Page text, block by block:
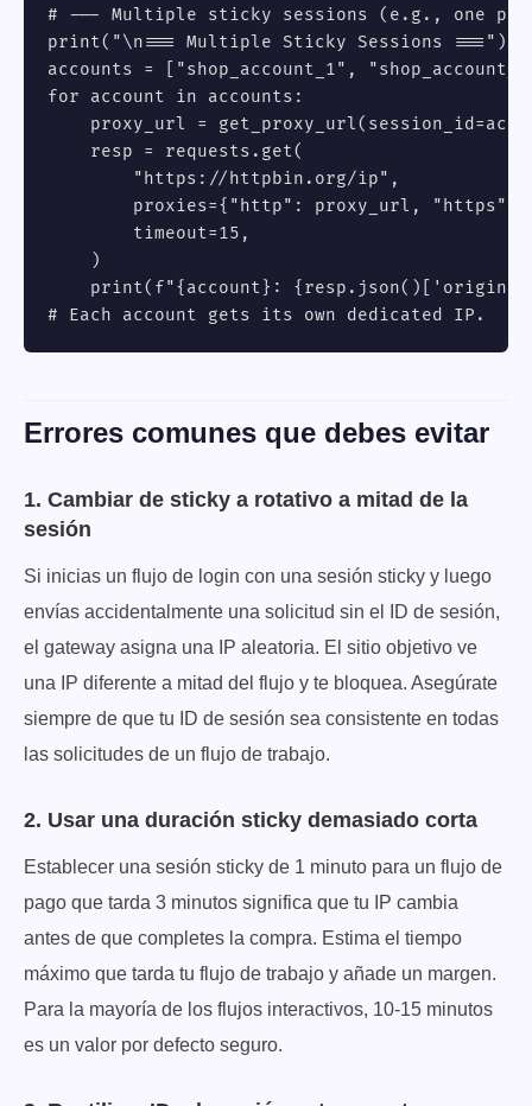
# --- Multiple sticky sessions (e.g., one
print("\n=== Multiple Sticky Sessions ===")
accounts = ["shop_account_1",
for account in accounts:
proxy_url =
    resp = requests.get(
        "https://httpbin.org/ip",
proxies={"http": proxy_url, "https":
        timeout=15,
    )
print(f"{account}:
# Each account gets its own dedicated IP.
Errores comunes que debes evitar
1. Cambiar de sticky a rotativo a mitad de la
sesión
Si inicias un flujo de login con una sesión sticky y luego
envías accidentalmente una solicitud sin el ID de sesión,
el gateway asigna una IP aleatoria. El sitio objetivo ve
una IP diferente a mitad del flujo y te bloquea. Asegúrate
siempre de que tu ID de sesión sea consistente en todas
las solicitudes de un flujo de trabajo.
2. Usar una duración sticky demasiado corta
Establecer una sesión sticky de 1 minuto para un flujo de
pago que tarda 3 minutos significa que tu IP cambia
antes de que completes la compra. Estima el tiempo
máximo que tarda tu flujo de trabajo y añade un margen.
Para la mayoría de los flujos interactivos, 10-15 minutos
es un valor por defecto seguro.